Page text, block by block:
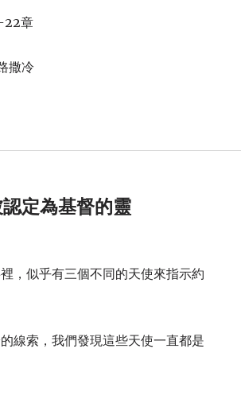
22章
撒冷
定為基督的靈
，似乎有三個不同的天使來指示約
線索，我們發現這些天使一直都是